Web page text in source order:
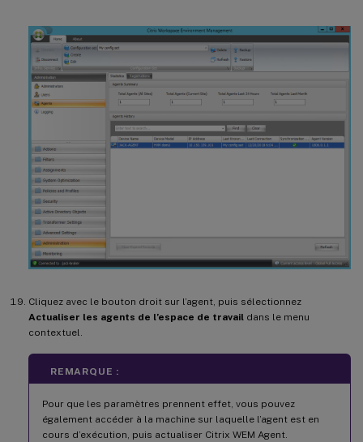
Cliquez avec le bouton droit sur l’agent, puis sélectionnez
Actualiser les agents de l’espace de travail dans le menu
contextuel.
REMARQUE :
Pour que les paramètres prennent effet, vous pouvez
également accéder à la machine sur laquelle l’agent est en
cours d’exécution, puis actualiser Citrix WEM Agent.